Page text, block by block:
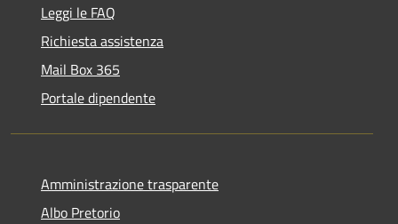
Leggi le FAQ
Richiesta assistenza
Mail Box 365
Portale dipendente
Amministrazione trasparente
Albo Pretorio